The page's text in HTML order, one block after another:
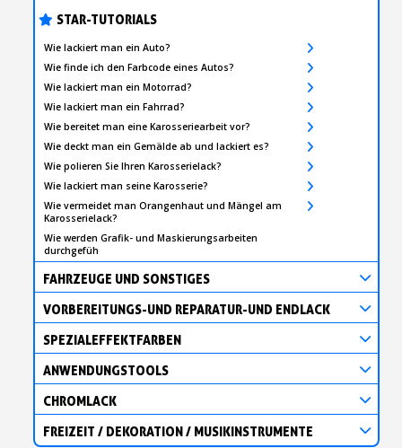
STAR-TUTORIALS
Wie lackiert man ein Auto?
Wie finde ich den Farbcode eines Autos?
Wie lackiert man ein Motorrad?
Wie lackiert man ein Fahrrad?
Wie bereitet man eine Karosseriearbeit vor?
Wie deckt man ein Gemälde ab und lackiert es?
Wie polieren Sie Ihren Karosserielack?
Wie lackiert man seine Karosserie?
Wie vermeidet man Orangenhaut und Mängel am
Karosserielack?
Wie werden Grafik- und Maskierungsarbeiten
durchgefüh
FAHRZEUGE UND SONSTIGES
VORBEREITUNGS-UND REPARATUR-UND ENDLACK
SPEZIALEFFEKTFARBEN
ANWENDUNGSTOOLS
CHROMLACK
FREIZEIT / DEKORATION / MUSIKINSTRUMENTE